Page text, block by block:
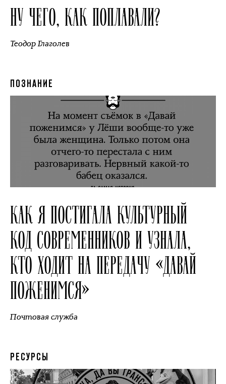
НУ ЧЕГО, КАК ПОПЛАВАЛИ?
Теодор Глаголев
ПОЗНАНИЕ
КАК Я ПОСТИГАЛА КУЛЬТУРНЫЙ
КОД СОВРЕМЕННИКОВ И УЗНАЛА,
КТО ХОДИТ НА ПЕРЕДАЧУ «ДАВАЙ
ПОЖЕНИМСЯ»
Почтовая служба
РЕСУРСЫ